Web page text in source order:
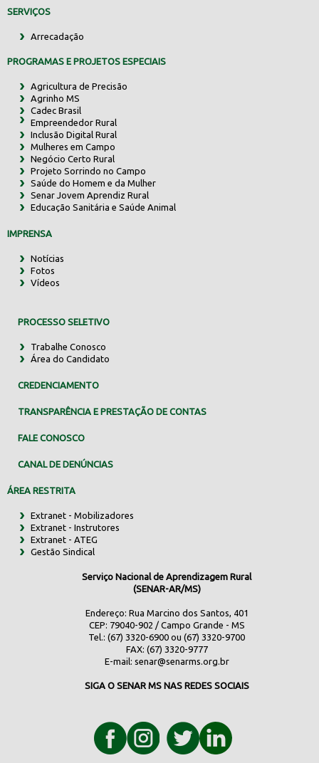
SERVIÇOS
Arrecadação
PROGRAMAS E PROJETOS ESPECIAIS
Agricultura de Precisão
Agrinho MS
Cadec Brasil
Empreendedor Rural
Inclusão Digital Rural
Mulheres em Campo
Negócio Certo Rural
Projeto Sorrindo no Campo
Saúde do Homem e da Mulher
Senar Jovem Aprendiz Rural
Educação Sanitária e Saúde Animal
IMPRENSA
Notícias
Fotos
Vídeos
PROCESSO SELETIVO
Trabalhe Conosco
Área do Candidato
CREDENCIAMENTO
TRANSPARÊNCIA E PRESTAÇÃO DE CONTAS
FALE CONOSCO
CANAL DE DENÚNCIAS
ÁREA RESTRITA
Extranet - Mobilizadores
Extranet - Instrutores
Extranet - ATEG
Gestão Sindical
Serviço Nacional de Aprendizagem Rural
(SENAR-AR/MS)
Endereço: Rua Marcino dos Santos, 401
CEP: 79040-902 / Campo Grande - MS
Tel.: (67) 3320-6900 ou (67) 3320-9700
FAX: (67) 3320-9777
E-mail: senar@senarms.org.br
SIGA O SENAR MS NAS REDES SOCIAIS